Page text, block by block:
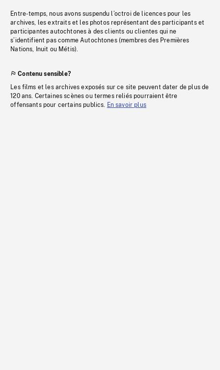
Entre-temps, nous avons suspendu l’octroi de licences pour les
archives, les extraits et les photos représentant des participants et
participantes autochtones à des clients ou clientes qui ne
s’identifient pas comme Autochtones (membres des Premières
Nations, Inuit ou Métis).
Contenu sensible?
Les films et les archives exposés sur ce site peuvent dater de plus de
120 ans. Certaines scènes ou termes reliés pourraient être
offensants pour certains publics. En savoir plus